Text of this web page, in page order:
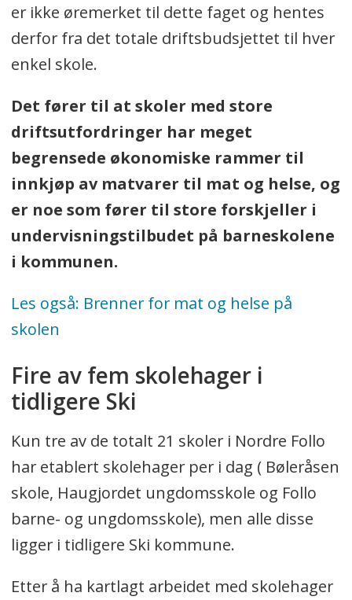
er ikke øremerket til dette faget og hentes
derfor fra det totale driftsbudsjettet til hver
enkel skole.
Det fører til at skoler med store
driftsutfordringer har meget
begrensede økonomiske rammer til
innkjøp av matvarer til mat og helse, og
er noe som fører til store forskjeller i
undervisningstilbudet på barneskolene
i kommunen.
Les også: Brenner for mat og helse på
skolen
Fire av fem skolehager i
tidligere Ski
Kun tre av de totalt 21 skoler i Nordre Follo
har etablert skolehager per i dag ( Bøleråsen
skole, Haugjordet ungdomsskole og Follo
barne- og ungdomsskole), men alle disse
ligger i tidligere Ski kommune.
Etter å ha kartlagt arbeidet med skolehager